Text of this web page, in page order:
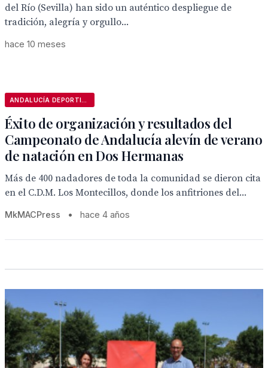
del Río (Sevilla) han sido un auténtico despliegue de
tradición, alegría y orgullo...
hace 10 meses
Éxito de organización y resultados del
Campeonato de Andalucía alevín de verano
de natación en Dos Hermanas
Más de 400 nadadores de toda la comunidad se dieron cita
en el C.D.M. Los Montecillos, donde los anfitriones del...
MkMACPress • hace 4 años